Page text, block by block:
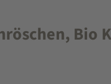
Bio